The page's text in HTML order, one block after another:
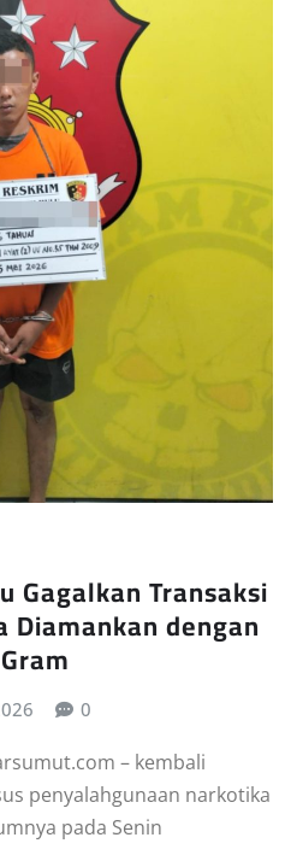
Gagalkan Transaksi
Diamankan dengan
0
– kembali
penyalahgunaan narkotika
pada Senin